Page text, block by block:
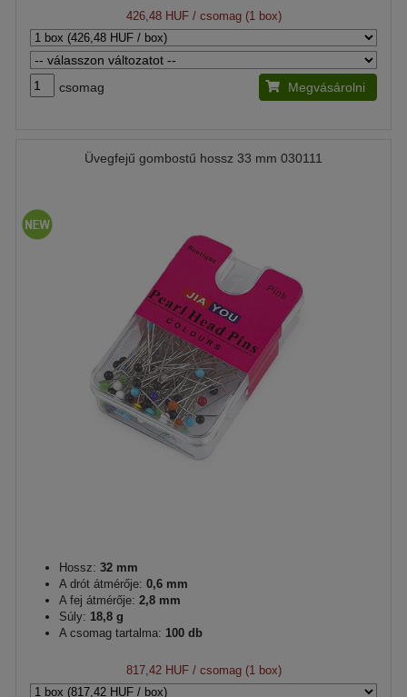
426,48 HUF/ csomag (1 box)
csomag Megvásárolni
Üvegfejű gombostű hossz 33 mm 030111
Hossz: 32 mm
A drót átmérője: 0,6 mm
A fej átmérője: 2,8 mm
Súly: 18,8 g
A csomag tartalma: 100 db
817,42 HUF/ csomag (1 box)